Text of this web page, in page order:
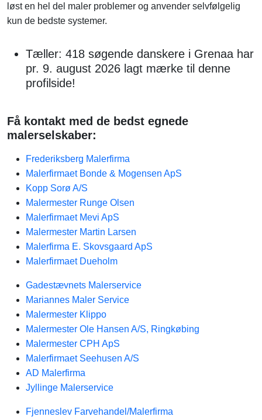
løst en hel del maler problemer og anvender selvfølgelig
kun de bedste systemer.
Tæller: 418 søgende danskere i Grenaa har
pr. 9. august 2026 lagt mærke til denne
profilside!
Få kontakt med de bedst egnede
malerselskaber:
Frederiksberg Malerfirma
Malerfirmaet Bonde & Mogensen ApS
Kopp Sorø A/S
Malermester Runge Olsen
Malerfirmaet Mevi ApS
Malermester Martin Larsen
Malerfirma E. Skovsgaard ApS
Malerfirmaet Dueholm
Gadestævnets Malerservice
Mariannes Maler Service
Malermester Klippo
Malermester Ole Hansen A/S, Ringkøbing
Malermester CPH ApS
Malerfirmaet Seehusen A/S
AD Malerfirma
Jyllinge Malerservice
Fjenneslev Farvehandel/Malerfirma